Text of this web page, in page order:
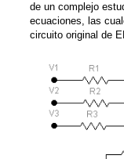
de un complejo
ecuaciones, las
circuito original de